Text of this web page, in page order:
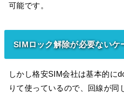
可能です。
SIMロック解除が必要ないケ
しかし格安SIM会社は基本的に
りて使っているので、回線が同